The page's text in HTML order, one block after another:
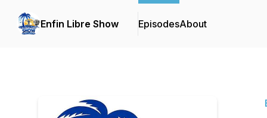
Enfin Libre Show EpisodesAbout